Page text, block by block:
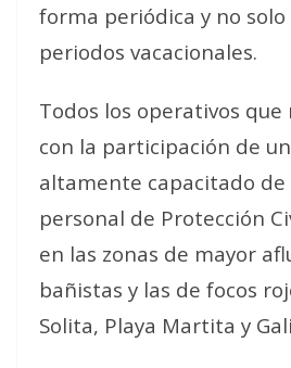
forma periódica y no
periodos vacacionales.
Todos los operativos que
con la participación de
altamente capacitado de
personal de Protección
en las zonas de mayor
bañistas y las de focos
Solita, Playa Martita y